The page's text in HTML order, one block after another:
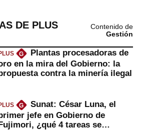
DE PLUS
Contenido de
Gestión
G
Plantas procesadoras de
en la mira del Gobierno: la
contra la minería ilegal
G
Sunat: César Luna, el
jefe en Gobierno de
¿qué 4 tareas se